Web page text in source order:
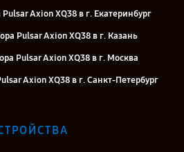
Axion XQ38 в г. Екатеринбург
Pulsar Axion XQ38 в г. Казань
Pulsar Axion XQ38 в г. Москва
Axion XQ38 в г. Санкт-Петербург